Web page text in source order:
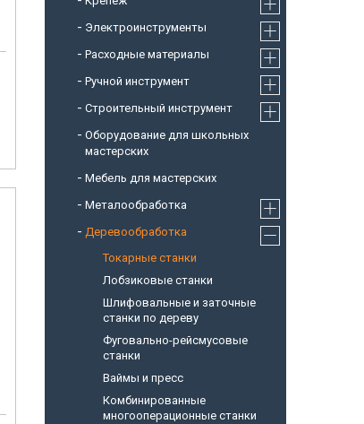
Электроинструменты
Расходные материалы
Ручной инструмент
Строительный инструмент
Оборудование для школьных
мастерских
Мебель для мастерских
Металообработка
Деревообработка
Токарные станки
Лобзиковые станки
Шлифовальные и заточные
станки по дереву
Фуговально-рейсмусовые
станки
Ваймы и пресс
Комбинированные
многооперационные станки